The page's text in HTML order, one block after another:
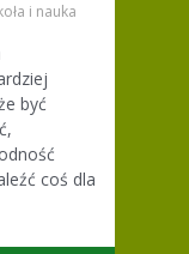
i nauka
być
coś dla